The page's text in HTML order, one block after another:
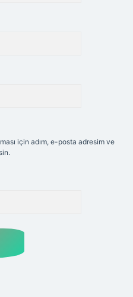
için adım, e-posta adresim ve